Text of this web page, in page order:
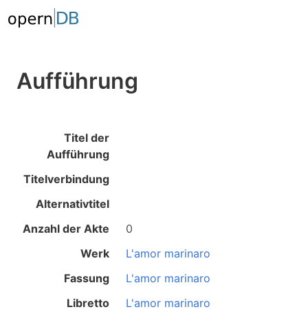
Aufführung
Titel der
Aufführung
Titelverbindung
Alternativtitel
Anzahl der Akte
0
Werk
L'amor marinaro
Fassung
L'amor marinaro
Libretto
L'amor marinaro